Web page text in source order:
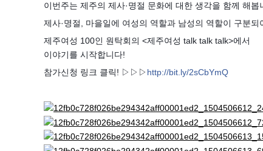
이번주는 제주의 제사·명절 문화에 대한 생각을 함께 해봅
제사·명절, 마을일에 여성의 역할과 남성의 역할이 구분
제주여성 100인 원탁회의 <제주여성 talk talk talk>에서
이야기를 시작합니다!
참가신청 링크 클릭! ▷▷▷ http://bit.ly/2sCbYmQ